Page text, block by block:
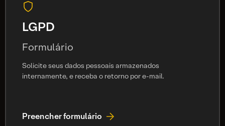
LGPD
Formulário
Solicite seus dados pessoais armazenados
internamente, e receba o retorno por e-mail.
Preencher formulário